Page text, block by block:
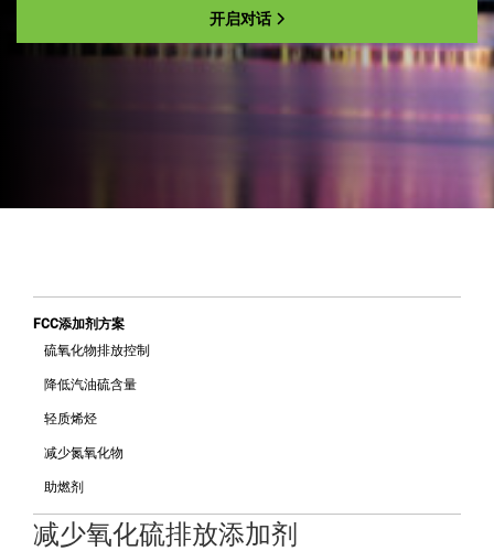
开启对话
FCC添加剂方案
硫氧化物排放控制
降低汽油硫含量
轻质烯烃
减少氮氧化物
助燃剂
减少氧化硫排放添加剂